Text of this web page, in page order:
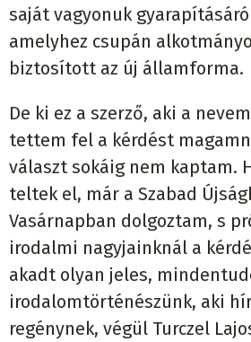
saját vagyonuk
amelyhez csupán
biztosított az új államforma.
De ki ez a szerző, aki a
tettem fel a kérdést
választ sokáig nem kaptam.
teltek el, már a Szabad
Vasárnapban dolgoztam, s
irodalmi nagyjainknál a
akadt olyan jeles,
irodalomtörténészünk, aki
regénynek, végül Turczel